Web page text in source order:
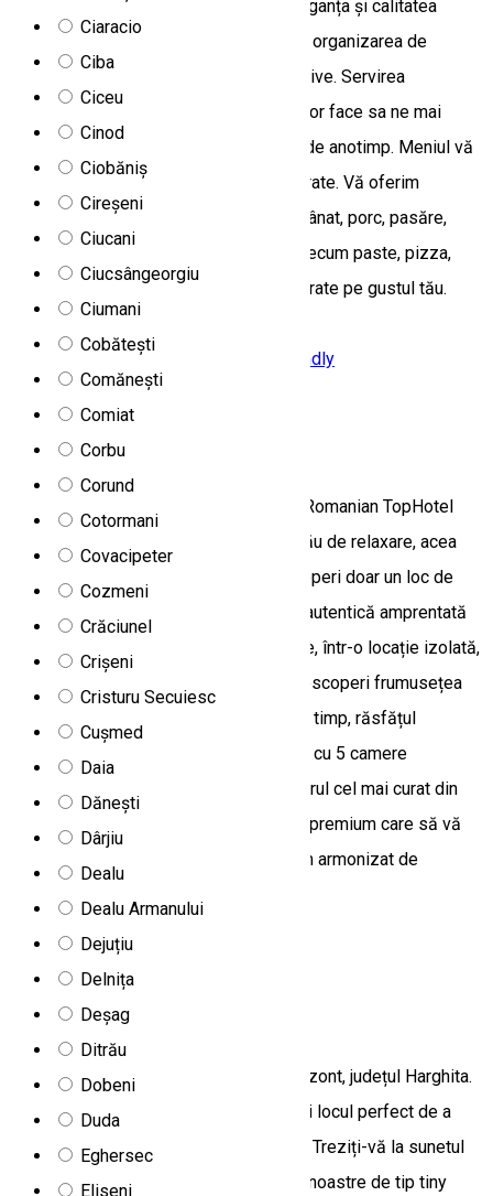
Ciaracio
Ciba
Ciceu
Cinod
Ciobăniș
Cireșeni
Ciucani
Ciucsângeorgiu
Ciumani
Cobătești
Comănești
Comiat
Corbu
Corund
Cotormani
Covacipeter
Cozmeni
Crăciunel
Crișeni
Cristuru Secuiesc
Cușmed
Daia
Dănești
Dârjiu
Dealu
Dealu Armanului
Dejuțiu
Delnița
Deșag
Ditrău
Dobeni
Duda
Eghersec
Eliseni
locuri și un spatiu lounge. Confortul, eleganța și calitatea
serviciilor oferite, fac locul ideal pentru organizarea de
petreceri, nunți, botezuri sau mese festive. Servirea
impecabila și mâncarea savuroasă vă vor face sa ne mai
călcați pragul și a doua oară indiferent de anotimp. Meniul vă
propune o gamă diversificată de preparate. Vă oferim
preparate autohtone precum carne de vânat, porc, pasăre,
pește, cât și preparate internaționale precum paste, pizza,
hamburger, garantând că vei găsi preparate pe gustul tău.
Camere de închiriat
Cazare Family-friendly
Bilbor Chalet
Best green and eco-friendly location - Romanian TopHotel
Awards 2023 Bilbor Chalet este locul tău de relaxare, acea
cazare de la munte în care nu vei descoperi doar un loc de
dormit, ci un stil de viață, o experiență autentică amprentată
de specificul zonei. La 1000m altitudine, într-o locație izolată,
vei trăi cu adevărat bucuria vieții, vei descoperi frumusețea
simplității din natură, simțind, în același timp, răsfățul
facilităților. O cabană de lemn la munte cu 5 camere
(capacitate: 10 persoane), în locul cu aerul cel mai curat din
România. O oază de liniște, cu facilități premium care să vă
ofere ție și celor dragi confortul suprem armonizat de
Birtok Houses
Birtok Houses se află în localitatea Borzont, județul Harghita.
Căsuțele noastre vă oferă intimitatea și locul perfect de a
detașa de problemele zilelor încărcate. Treziți-vă la sunetul
pâraielor și ciripitul păsărilor. Căsuțele noastre de tip tiny